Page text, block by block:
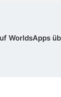
WorldsApps